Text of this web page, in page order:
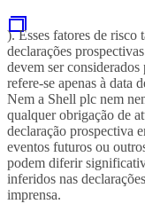
). Esses fatores de risco
declarações
devem ser
refere-se apenas à data
Nem a Shell plc nem
qualquer obrigação de
declaração prospectiva
eventos futuros ou
podem diferir
inferidos nas
imprensa.